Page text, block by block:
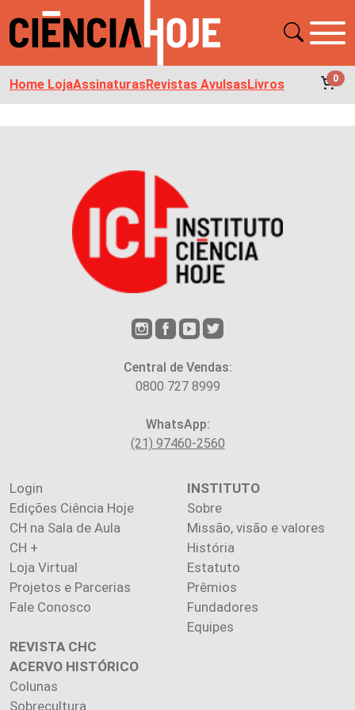
Home LojaAssinaturasRevistas AvulsasLivros 0
Central de Vendas:
0800 727 8999
WhatsApp:
(21) 97460-2560
Login
Edições Ciência Hoje
CH na Sala de Aula
CH +
Loja Virtual
Projetos e Parcerias
Fale Conosco
INSTITUTO
Sobre
Missão, visão e valores
História
Estatuto
Prêmios
Fundadores
Equipes
REVISTA CHC
ACERVO HISTÓRICO
Colunas
Sobrecultura